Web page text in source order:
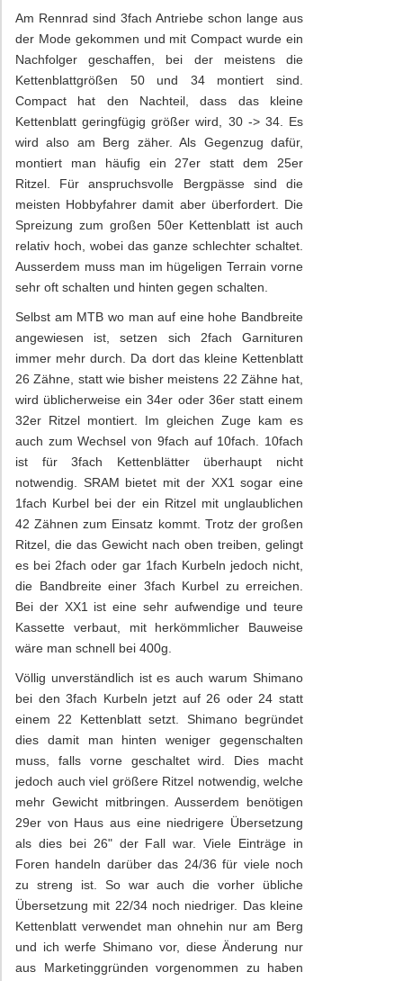
Am Rennrad sind 3fach Antriebe schon lange aus
der Mode gekommen und mit Compact wurde ein
Nachfolger geschaffen, bei der meistens die
Kettenblattgrößen 50 und 34 montiert sind.
Compact hat den Nachteil, dass das kleine
Kettenblatt geringfügig größer wird, 30 -> 34. Es
wird also am Berg zäher. Als Gegenzug dafür,
montiert man häufig ein 27er statt dem 25er
Ritzel. Für anspruchsvolle Bergpässe sind die
meisten Hobbyfahrer damit aber überfordert. Die
Spreizung zum großen 50er Kettenblatt ist auch
relativ hoch, wobei das ganze schlechter schaltet.
Ausserdem muss man im hügeligen Terrain vorne
sehr oft schalten und hinten gegen schalten.
Selbst am MTB wo man auf eine hohe Bandbreite
angewiesen ist, setzen sich 2fach Garnituren
immer mehr durch. Da dort das kleine Kettenblatt
26 Zähne, statt wie bisher meistens 22 Zähne hat,
wird üblicherweise ein 34er oder 36er statt einem
32er Ritzel montiert. Im gleichen Zuge kam es
auch zum Wechsel von 9fach auf 10fach. 10fach
ist für 3fach Kettenblätter überhaupt nicht
notwendig. SRAM bietet mit der XX1 sogar eine
1fach Kurbel bei der ein Ritzel mit unglaublichen
42 Zähnen zum Einsatz kommt. Trotz der großen
Ritzel, die das Gewicht nach oben treiben, gelingt
es bei 2fach oder gar 1fach Kurbeln jedoch nicht,
die Bandbreite einer 3fach Kurbel zu erreichen.
Bei der XX1 ist eine sehr aufwendige und teure
Kassette verbaut, mit herkömmlicher Bauweise
wäre man schnell bei 400g.
Völlig unverständlich ist es auch warum Shimano
bei den 3fach Kurbeln jetzt auf 26 oder 24 statt
einem 22 Kettenblatt setzt. Shimano begründet
dies damit man hinten weniger gegenschalten
muss, falls vorne geschaltet wird. Dies macht
jedoch auch viel größere Ritzel notwendig, welche
mehr Gewicht mitbringen. Ausserdem benötigen
29er von Haus aus eine niedrigere Übersetzung
als dies bei 26" der Fall war. Viele Einträge in
Foren handeln darüber das 24/36 für viele noch
zu streng ist. So war auch die vorher übliche
Übersetzung mit 22/34 noch niedriger. Das kleine
Kettenblatt verwendet man ohnehin nur am Berg
und ich werfe Shimano vor, diese Änderung nur
aus Marketinggründen vorgenommen zu haben